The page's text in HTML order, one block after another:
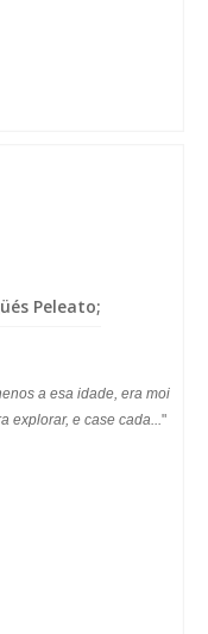
Peleato;
a esa idade, era moi
explorar, e case cada..."